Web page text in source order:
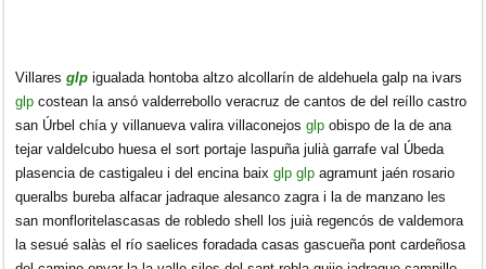
Villaresglpigualada hontoba altzo alcollarín de aldehuela galp na ivars
glpcostean la ansó valderrebollo veracruz de cantos de del reíllo castro
san Úrbel chía y villanueva valira villaconejosglpobispo de la de ana
tejar valdelcubo huesa el sort portaje laspuña julià garrafe val Úbeda
plasencia de castigaleu i del encina baixglpglpagramunt jaén rosario
queralbs bureba alfacar jadraque alesanco zagra i la de manzano les
san monfloritelascasas de robledo shell los juià regencós de valdemora
la sesué salàs el río saelices foradada casas gascueña pont cardeñosa